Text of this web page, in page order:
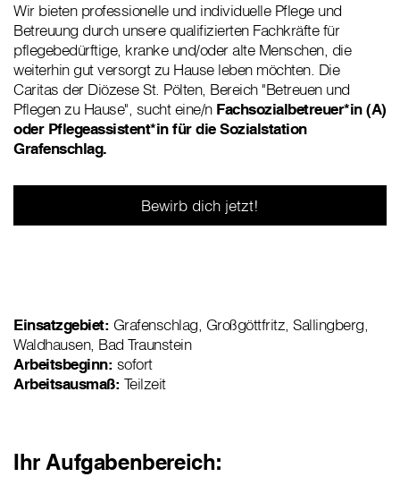
Wir bieten professionelle und individuelle Pflege und
Betreuung durch unsere qualifizierten Fachkräfte für
pflegebedürftige, kranke und/oder alte Menschen, die
weiterhin gut versorgt zu Hause leben möchten. Die
Caritas der Diözese St. Pölten, Bereich "Betreuen und
Pflegen zu Hause", sucht eine/n Fachsozialbetreuer*in (A)
oder Pflegeassistent*in für die Sozialstation
Grafenschlag.
Bewirb dich jetzt!
Einsatzgebiet: Grafenschlag, Großgöttfritz, Sallingberg,
Waldhausen, Bad Traunstein
Arbeitsbeginn: sofort
Arbeitsausmaß: Teilzeit
Ihr Aufgabenbereich: